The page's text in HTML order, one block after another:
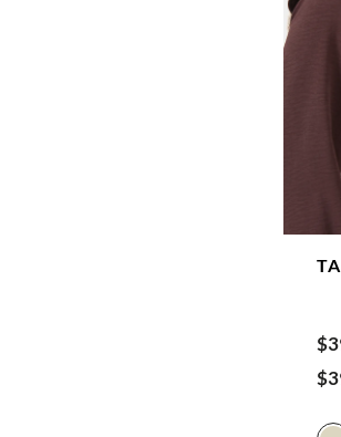
$
$